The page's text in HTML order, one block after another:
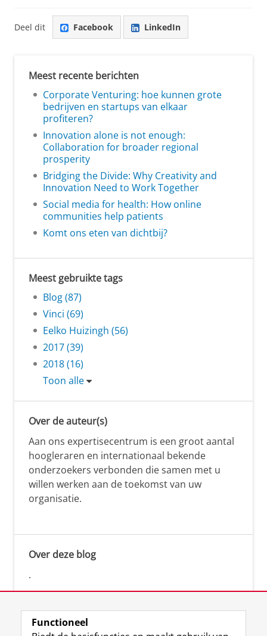
Deel dit Facebook LinkedIn
Meest recente berichten
Corporate Venturing: hoe kunnen grote
bedrijven en startups van elkaar
profiteren?
Innovation alone is not enough:
Collaboration for broader regional
prosperity
Bridging the Divide: Why Creativity and
Innovation Need to Work Together
Social media for health: How online
communities help patients
Komt ons eten van dichtbij?
Meest gebruikte tags
Blog (87)
Vinci (69)
Eelko Huizingh (56)
2017 (39)
2018 (16)
Toon alle
Over de auteur(s)
Aan ons expertisecentrum is een groot aantal
hoogleraren en internationaal bekende
onderzoekers verbonden die samen met u
willen werken aan de toekomst van uw
organisatie.
Over deze blog
.
Functioneel